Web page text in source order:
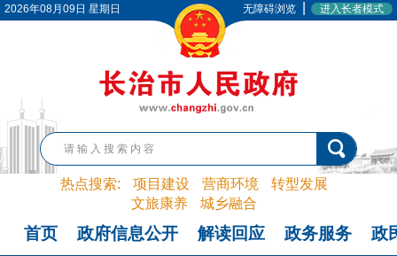
2026年08月09日 星期日 无障碍浏览 进入长者模式
热点搜索: 项目建设 营商环境
转型发展
文旅康养
城乡融合
首页 政府信息公开 解读回应 政务服务 政